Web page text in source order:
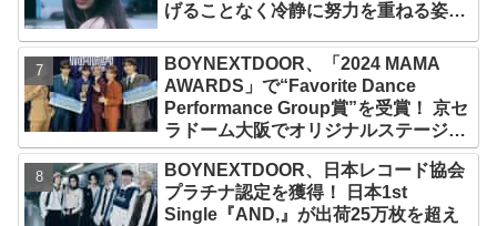
げることなく冷静に努力を重ねる姿に
BOYNEXTDOOR、「2024 MAMA
AWARDS」で“Favorite Dance
Performance Group賞”を受賞！ 京セ
ラドーム大阪でオリジナルステージパ
フォーマンス披露！ 卒業パーティーを
コンセプトにスーツで魅了【動画あ
り】
BOYNEXTDOOR、日本レコード協会
プラチナ認定を獲得！ 日本1st
Single『AND,』が出荷25万枚を超え